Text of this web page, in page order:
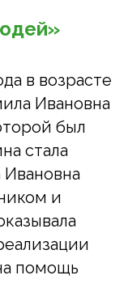
в возрасте
Ивановна
был
стала
и
помощь